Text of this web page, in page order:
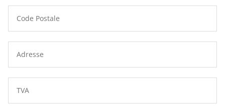
Code Postale
Adresse
TVA